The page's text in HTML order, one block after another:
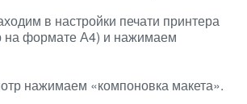
в настройки печати принтера
на формате А4) и нажимаем
нажимаем «компоновка макета».